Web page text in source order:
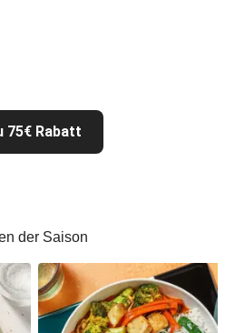
75€ Rabatt
der Saison